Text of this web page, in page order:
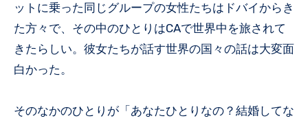
ットに乗った同じグループの女性たちはドバイからき
た方々で、その中のひとりはCAで世界中を旅されて
きたらしい。彼女たちが話す世界の国々の話は大変面
白かった。
そのなかのひとりが「あなたひとりなの？結婚してな